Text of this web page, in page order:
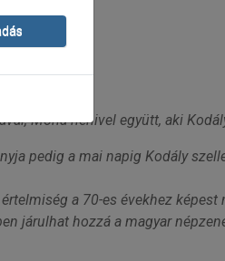
Mona nénivel együtt, aki
pedig a mai napig Kodály
a ­70-es évekhez
járulhat hozzá a magyar